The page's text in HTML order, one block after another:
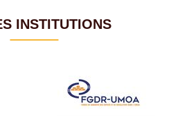
INSTITUTIONS